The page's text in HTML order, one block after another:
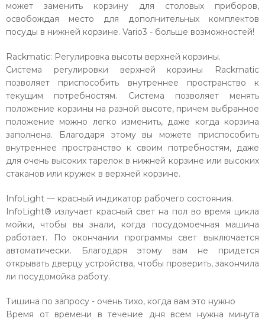
может заменить корзину для столовых приборов,
освобождая место для дополнительных комплектов
посуды в нижней корзине. Vario3 - больше возможностей!
Rackmatic: Регулировка высоты верхней корзины.
Система регулировки верхней корзины Rackmatic
позволяет приспособить внутреннее пространство к
текущим потребностям. Система позволяет менять
положение корзины на разной высоте, причем выбранное
положение можно легко изменить, даже когда корзина
заполнена. Благодаря этому вы можете приспособить
внутреннее пространство к своим потребностям, даже
для очень высоких тарелок в нижней корзине или высоких
стаканов или кружек в верхней корзине.
InfoLight — красный индикатор рабочего состояния.
InfoLight® излучает красный свет на пол во время цикла
мойки, чтобы вы знали, когда посудомоечная машина
работает. По окончании программы свет выключается
автоматически. Благодаря этому вам не придется
открывать дверцу устройства, чтобы проверить, закончила
ли посудомойка работу.
Тишина по запросу - очень тихо, когда вам это нужно
Время от времени в течение дня всем нужна минута